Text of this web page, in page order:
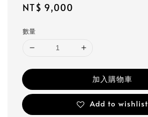
Regular
NT$ 9,000
數量
加入購物車
Add to wishlist